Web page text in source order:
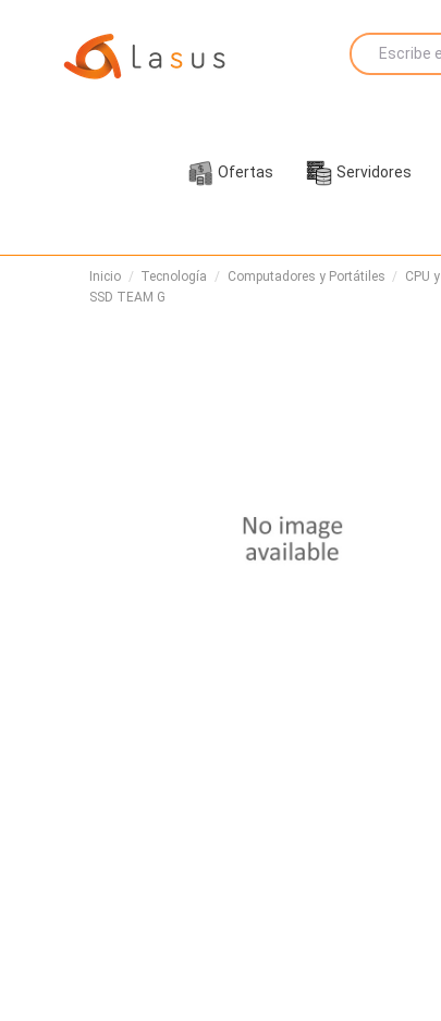
Ofertas Servidores
Inicio Tecnología Computadores y Portátiles CPU
SSD TEAM G